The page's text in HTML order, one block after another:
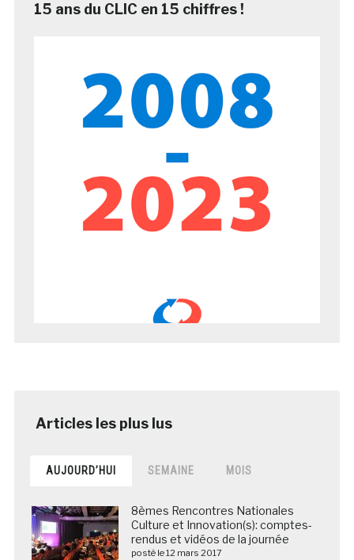
15 ans du CLIC en 15 chiffres !
AUJOURD’HUI SEMAINE MOIS
8èmes Rencontres Nationales
Culture et Innovation(s): comptes-
rendus et vidéos de la journée
posté le 12 mars 2017